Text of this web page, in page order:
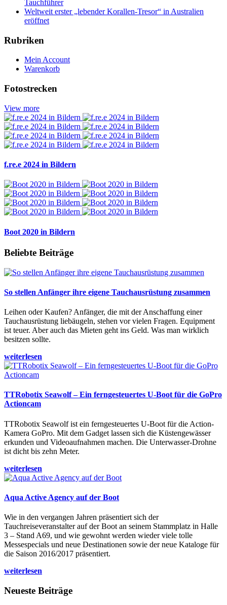
Tauchführer
Weltweit erster „lebender Korallen-Tresor“ in Australien
eröffnet
Rubriken
Mein Account
Warenkorb
Fotostrecken
View more
f.re.e 2024 in Bildern
Boot 2020 in Bildern
Beliebte Beiträge
So stellen Anfänger ihre eigene Tauchausrüstung zusammen
Leihen oder Kaufen? Anfänger, die mit der Anschaffung einer
Tauchausrüstung liebäugeln, stehen vor vielen Fragen. Equipment
ist teuer. Aber auch das Mieten geht ins Geld. Was man wirklich
besitzen sollte.
weiterlesen
TTRobotix Seawolf – Ein ferngesteuertes U-Boot für die GoPro
Actioncam
TTRobotix Seawolf ist ein ferngesteuertes U-Boot für die Action-
Kamera GoPro. Mit dem Gadget lassen sich die Küstengewässer
erkunden und Videoaufnahmen machen. Die Unterwasser-Drohne
ist dicht bis zehn Meter.
weiterlesen
Aqua Active Agency auf der Boot
Wie in den vergangen Jahren präsentiert sich der
Tauchreiseveranstalter auf der Boot an seinem Stammplatz in Halle
3 – Stand A69, und wie gewohnt werden wieder viele tolle
Messespecials und neue Destinationen sowie der neue Kataloge für
die Saison 2016/2017 präsentiert.
weiterlesen
Neueste Beiträge